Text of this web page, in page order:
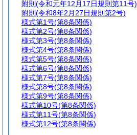
附則 (令和元年12月17日規則第11号)
附則 (令和8年2月27日規則第2号)
様式第1号(第8条関係)
様式第2号(第8条関係)
様式第3号(第8条関係)
様式第4号(第8条関係)
様式第5号(第8条関係)
様式第6号(第8条関係)
様式第7号(第8条関係)
様式第8号(第8条関係)
様式第9号(第8条関係)
様式第10号(第8条関係)
様式第11号(第8条関係)
様式第12号(第8条関係)